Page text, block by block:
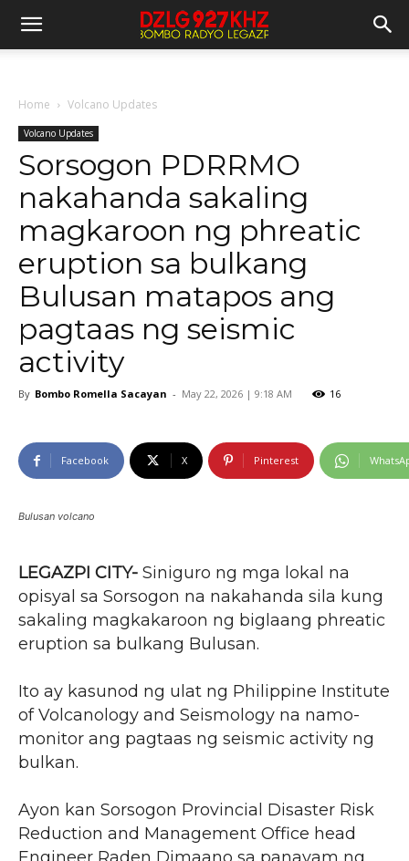
Home Volcano Updates
Volcano Updates
Sorsogon PDRRMO
nakahanda sakaling
magkaroon ng phreatic
eruption sa bulkang
Bulusan matapos ang
pagtaas ng seismic
activity
By Bombo Romella Sacayan - May 22, 2026 | 9:18 AM 16
Facebook X Pinterest
Bulusan volcano
LEGAZPI CITY- Siniguro ng mga lokal na
opisyal sa Sorsogon na nakahanda sila kung
sakaling magkakaroon ng biglaang phreatic
eruption sa bulkang Bulusan.
Ito ay kasunod ng ulat ng Philippine Institute
of Volcanology and Seismology na namo-
monitor ang pagtaas ng seismic activity ng
bulkan.
Ayon kan Sorsogon Provincial Disaster Risk
Reduction and Management Office head